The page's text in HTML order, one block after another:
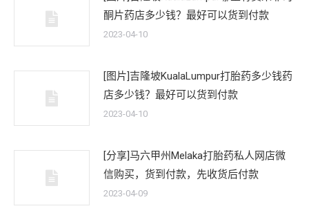
酮片药店多少钱？最好可以货到付款
2023-04-10
[图片]吉隆坡KualaLumpur打胎药多少钱药
店多少钱？最好可以货到付款
2023-04-10
[分享]马六甲州Melaka打胎药私人网店微
信购买，货到付款，先收货后付款
2023-04-09